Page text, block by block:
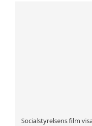
Socialstyrelsens film